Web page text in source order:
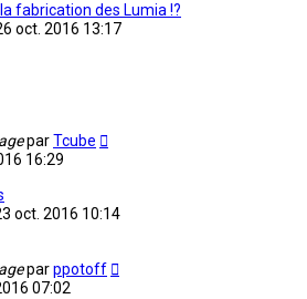
fabrication des Lumia !?
oct. 2016 13:17
parTcube
16:29
oct. 2016 10:14
parppotoff
07:02